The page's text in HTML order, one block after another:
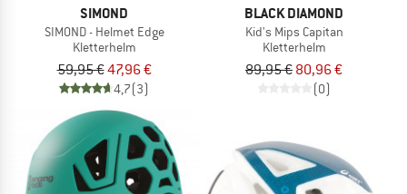
SIMOND
SIMOND - Helmet Edge
Kletterhelm
59,95 €47,96 €
4,7(3)
BLACK DIAMOND
Kid's Mips Capitan
Kletterhelm
89,95 € 80,96 €
(0)